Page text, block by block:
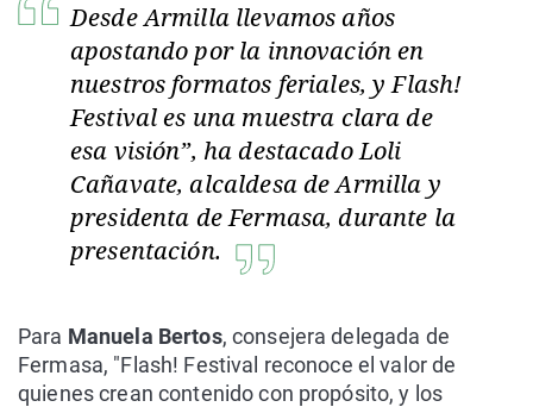
Desde Armilla llevamos años
apostando por la innovación en
nuestros formatos feriales, y Flash!
Festival es una muestra clara de
esa visión”, ha destacado Loli
Cañavate, alcaldesa de Armilla y
presidenta de Fermasa, durante la
presentación.
Para Manuela Bertos, consejera delegada de
Fermasa, "Flash! Festival reconoce el valor de
quienes crean contenido con propósito, y los